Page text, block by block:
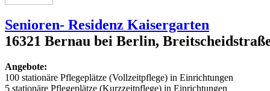
Senioren- Residenz Kaisergarten
16321 Bernau bei Berlin,
Angebote:
100 stationäre Pflegeplätze (Vollzeitpflege) in Einrichtungen
5 stationäre Pflegeplätze (Kurzzeitpflege) in Einrichtungen